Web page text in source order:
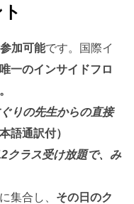
加可能です。国際イ
一のインサイドフロ
りの先生からの直接
語通訳付）
クラス受け放題で、み
集合し、 その日のク